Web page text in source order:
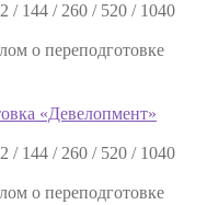
/ 144 / 260 / 520 / 1040
о переподготовке
«Девелопмент»
/ 144 / 260 / 520 / 1040
о переподготовке